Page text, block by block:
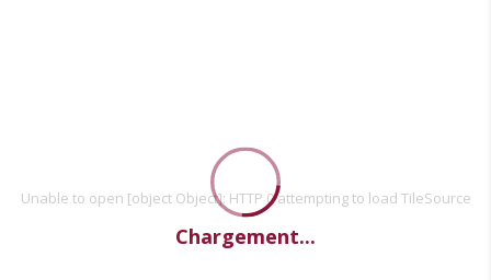
Unable to open [object Object]: HTTP 0 attempting to load TileSource
Chargement...